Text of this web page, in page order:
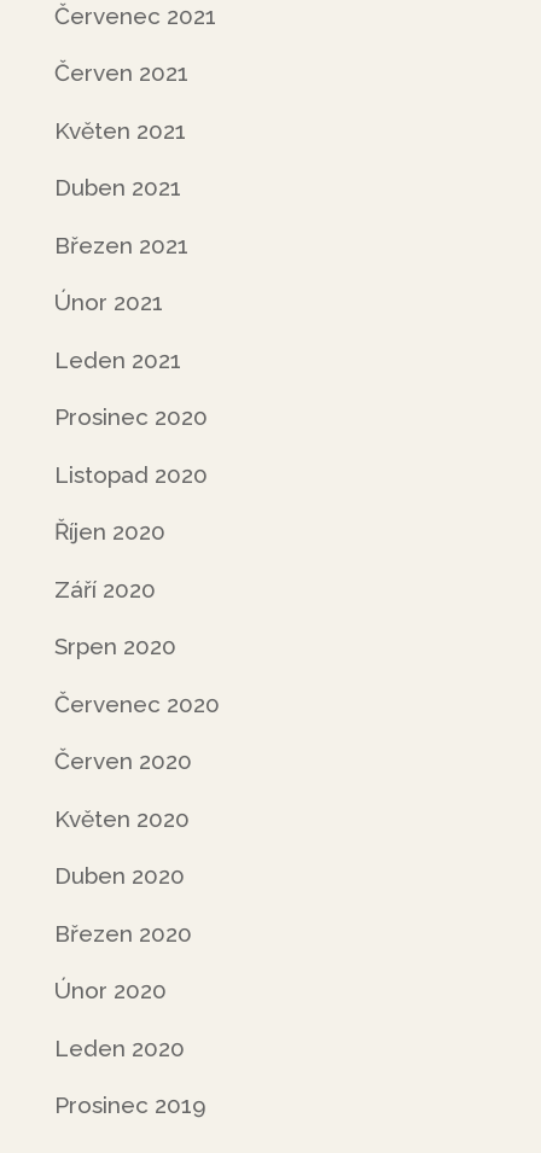
Červenec 2021
Červen 2021
Květen 2021
Duben 2021
Březen 2021
Únor 2021
Leden 2021
Prosinec 2020
Listopad 2020
Říjen 2020
Září 2020
Srpen 2020
Červenec 2020
Červen 2020
Květen 2020
Duben 2020
Březen 2020
Únor 2020
Leden 2020
Prosinec 2019